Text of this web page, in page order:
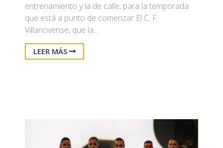
entrenamiento y la de calle, para la temporada
que está a punto de comenzar El C. F.
Villanovense, que la...
LEER MÁS